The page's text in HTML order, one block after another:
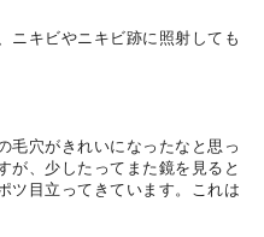
ニキビやニキビ跡に照射しても
毛穴がきれいになったなと思っ
が、少したってまた鏡を見ると
ツ目立ってきています。これは